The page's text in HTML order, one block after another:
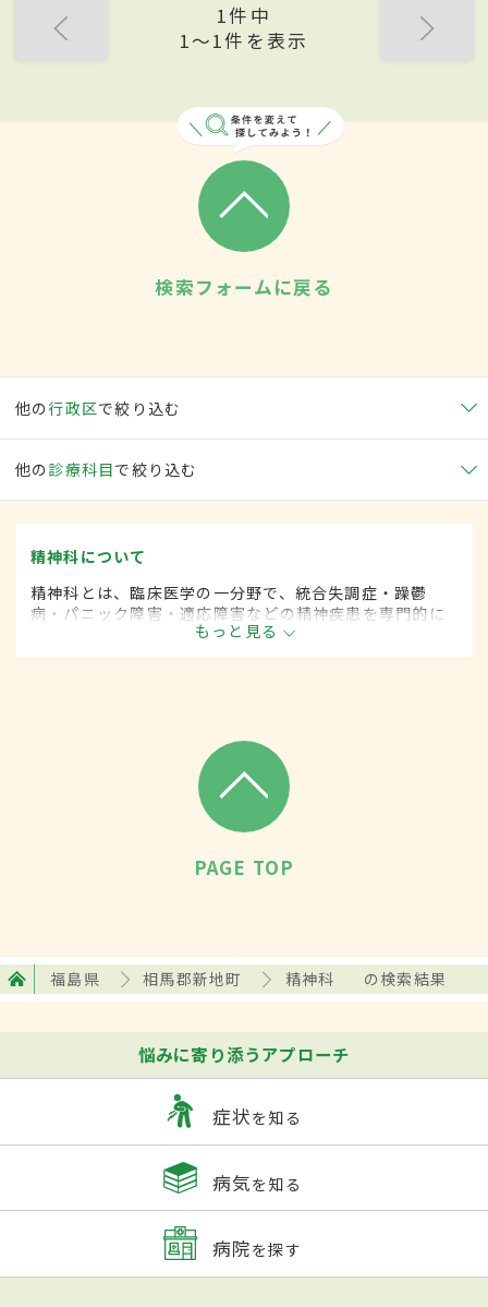
1件中
1〜1件を表示
検索フォームに戻る
他の行政区で絞り込む
他の 診療科目で絞り込む
精神科について
精神科とは、臨床医学の一分野で、統合失調症・躁鬱
病・パニック障害・適応障害などの精神疾患を専門的に
もっと見る
PAGE TOP
福島県 相馬郡新地町 精神科 の検索結果
悩みに寄り添うアプローチ
症状を知る
病気を知る
病院を探す